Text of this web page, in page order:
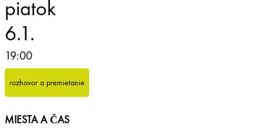
piatok
6.1.
19:00
rozhovor a premietanie
MIESTA A ČAS